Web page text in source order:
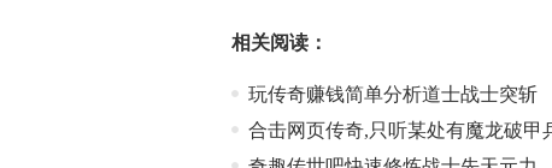
相关阅读：
玩传奇赚钱简单分析道士战士突斩
合击网页传奇,只听某处有魔龙破甲